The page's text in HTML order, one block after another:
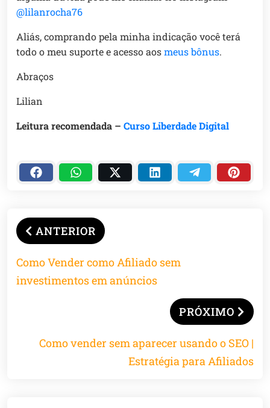
@lilanrocha76
Aliás, comprando pela minha indicação você terá
todo o meu suporte e acesso aosmeus bônus.
Abraços
Lilian
Leitura recomendada – Curso Liberdade Digital
ANTERIOR
Como Vender como Afiliado sem
investimentos em anúncios
PRÓXIMO
Como vender sem aparecer usando o SEO |
Estratégia para Afiliados